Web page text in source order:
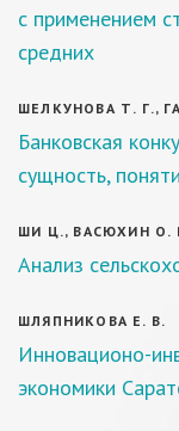
с применением
средних
ШЕЛКУНОВА Т. Г.,
Банковская
сущность,
ШИ Ц., ВАСЮХИН О.
Анализ
ШЛЯПНИКОВА Е. В.
Инновационо-
экономики